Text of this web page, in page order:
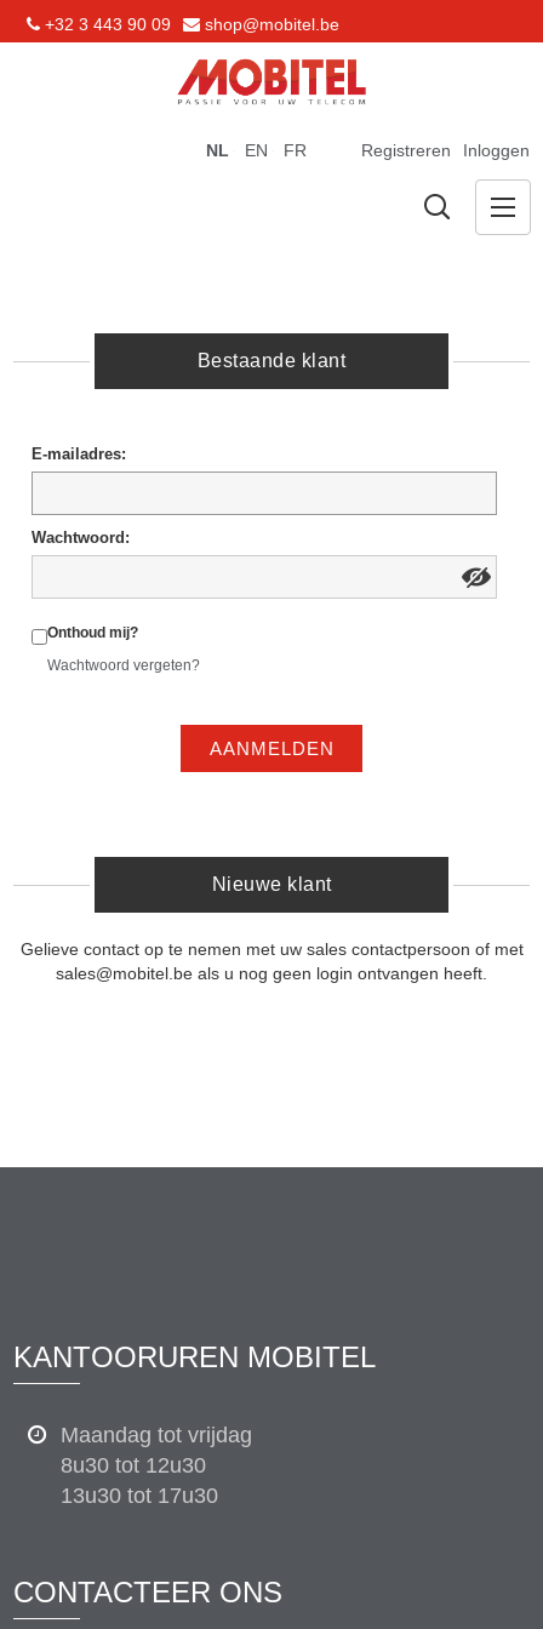
+32 3 443 90 09 shop@mobitel.be
Registreren Inloggen
NL EN FR
Bestaande klant
E-mailadres:
Wachtwoord:
Onthoud mij?
Wachtwoord vergeten?
AANMELDEN
Nieuwe klant
Gelieve contact op te nemen met uw sales contactpersoon of met
sales@mobitel.be als u nog geen login ontvangen heeft.
KANTOORUREN MOBITEL
Maandag tot vrijdag
8u30 tot 12u30
13u30 tot 17u30
CONTACTEER ONS